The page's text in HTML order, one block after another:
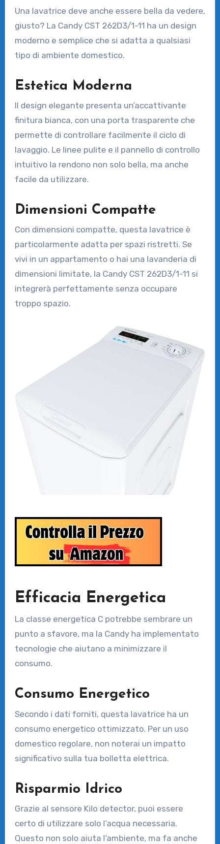
Una lavatrice deve anche essere bella da vedere,
giusto? La Candy CST 262D3/1-11 ha un design
moderno e semplice che si adatta a qualsiasi
tipo di ambiente domestico.
Estetica Moderna
Il design elegante presenta un’accattivante
finitura bianca, con una porta trasparente che
permette di controllare facilmente il ciclo di
lavaggio. Le linee pulite e il pannello di controllo
intuitivo la rendono non solo bella, ma anche
facile da utilizzare.
Dimensioni Compatte
Con dimensioni compatte, questa lavatrice è
particolarmente adatta per spazi ristretti. Se
vivi in un appartamento o hai una lavanderia di
dimensioni limitate, la Candy CST 262D3/1-11 si
integrerà perfettamente senza occupare
troppo spazio.
Efficacia Energetica
La classe energetica C potrebbe sembrare un
punto a sfavore, ma la Candy ha implementato
tecnologie che aiutano a minimizzare il
consumo.
Consumo Energetico
Secondo i dati forniti, questa lavatrice ha un
consumo energetico ottimizzato. Per un uso
domestico regolare, non noterai un impatto
significativo sulla tua bolletta elettrica.
Risparmio Idrico
Grazie al sensore Kilo detector, puoi essere
certo di utilizzare solo l’acqua necessaria.
Questo non solo aiuta l’ambiente, ma fa anche